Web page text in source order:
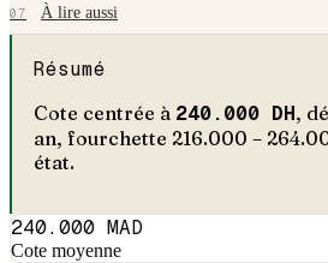
07 À lire aussi
Résumé
Cote centrée à 240.000DH,
an, fourchette 216.000 –
état.
240.000 MAD
Cote moyenne